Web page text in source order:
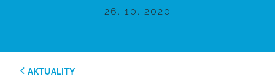
26. 10. 2020
AKTUALITY